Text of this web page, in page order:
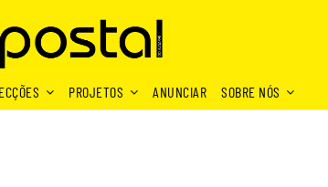
PROJETOS ANUNCIAR SOBRE NÓS